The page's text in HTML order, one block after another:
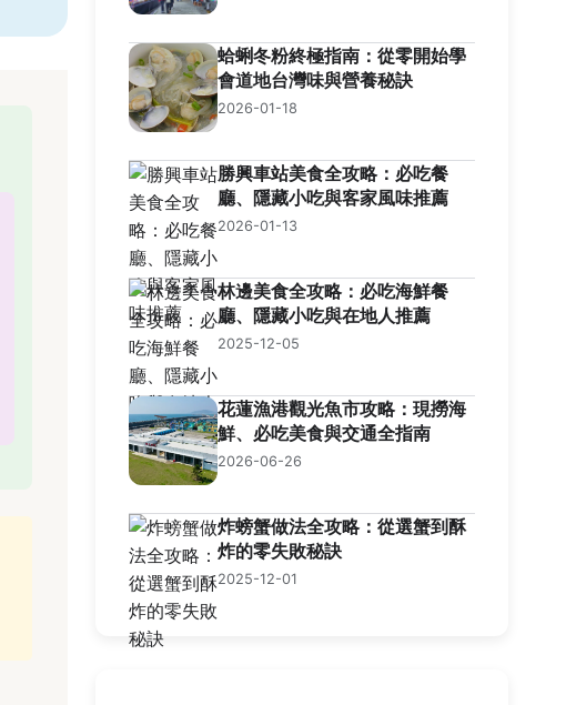
蛤蜊冬粉終極指南：從零開始學
會道地台灣味與營養秘訣
2026-01-18
勝興車站美食全攻略：必吃餐
廳、隱藏小吃與客家風味推薦
2026-01-13
林邊美食全攻略：必吃海鮮餐
廳、隱藏小吃與在地人推薦
2025-12-05
花蓮漁港觀光魚市攻略：現撈海
鮮、必吃美食與交通全指南
2026-06-26
炸螃蟹做法全攻略：從選蟹到酥
炸的零失敗秘訣
2025-12-01